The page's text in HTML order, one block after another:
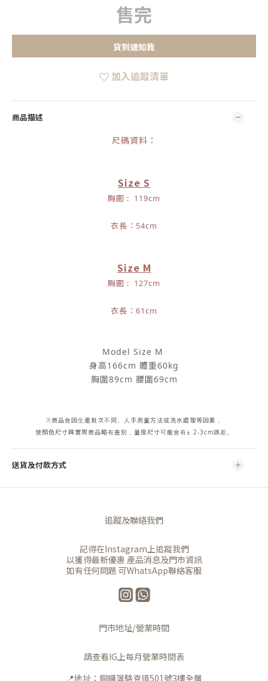
售完
貨到通知我
加入追蹤清單
商品描述
尺碼資料：
Size S
胸圍 : 119cm
衣長：54cm
Size M
胸圍 : 127cm
衣長：61cm
Model Size M
身高166cm 體重60kg
胸圍89cm 腰圍69cm
※商品會因生產批次不同、人手測量方法或洗水處理等因素，
使顏色尺寸與實際商品略有差別，量度尺寸可能會有± 2-3cm誤差。
送貨及付款方式
追蹤及聯絡我們
記得在Instagram上追蹤我們
以獲得最新優惠 產品消息及門市資訊
如有任何問題 可WhatsApp聯絡客服
門市地址/營業時間
請查看IG上每月營業時間表
📍地址：銅鑼灣駱克道501號3樓全層